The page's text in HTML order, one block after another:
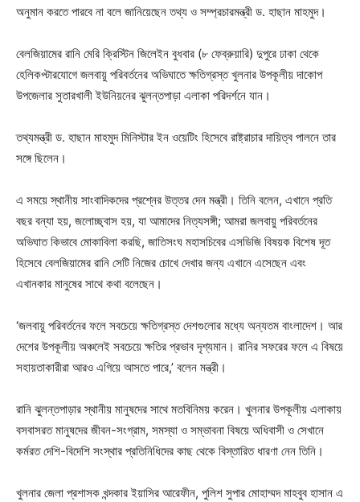
অনুমান করতে পারবে না বলে জানিয়েছেন তথ্য ও সম্প্রচারমন্ত্রী ড. হাছান মাহমুদ।
বেলজিয়ামের রানি মেরি ক্রিস্টিন জিলেইন বুধবার (৮ ফেব্রুয়ারি) দুপুরে ঢাকা থেকে
হেলিকপ্টারযোগে জলবায়ু পরিবর্তনের অভিঘাতে ক্ষতিগ্রস্ত খুলনার উপকূলীয় দাকোপ
উপজেলার সুতারখালী ইউনিয়নের ঝুলন্তপাড়া এলাকা পরিদর্শনে যান।
তথ্যমন্ত্রী ড. হাছান মাহমুদ মিনিস্টার ইন ওয়েটিং হিসেবে রাষ্ট্রাচার দায়িত্ব পালনে তার
সঙ্গে ছিলেন।
এ সময়ে স্থানীয় সাংবাদিকদের প্রশ্নের উত্তর দেন মন্ত্রী। তিনি বলেন, এখানে প্রতি
বছর বন্যা হয়, জলোচ্ছ্বাস হয়, যা আমাদের নিত্যসঙ্গী; আমরা জলবায়ু পরিবর্তনের
অভিঘাত কিভাবে মোকাবিলা করছি, জাতিসংঘ মহাসচিবের এসডিজি বিষয়ক বিশেষ দূত
হিসেবে বেলজিয়ামের রানি সেটি নিজের চোখে দেখার জন্য এখানে এসেছেন এবং
এখানকার মানুষের সাথে কথা বলেছেন।
‘জলবায়ু পরিবর্তনের ফলে সবচেয়ে ক্ষতিগ্রস্ত দেশগুলোর মধ্যে অন্যতম বাংলাদেশ। আর
দেশের উপকূলীয় অঞ্চলেই সবচেয়ে ক্ষতির প্রভাব দৃশ্যমান। রানির সফরের ফলে এ বিষয়ে
সহায়তাকারীরা আরও এগিয়ে আসতে পারে,’ বলেন মন্ত্রী।
রানি ঝুলন্তপাড়ার স্থানীয় মানুষদের সাথে মতবিনিময় করেন। খুলনার উপকূলীয় এলাকায়
বসবাসরত মানুষদের জীবন-সংগ্রাম, সমস্যা ও সম্ভাবনা বিষয়ে অধিবাসী ও সেখানে
কর্মরত দেশি-বিদেশি সংস্থার প্রতিনিধিদের কাছ থেকে বিস্তারিত ধারণা নেন তিনি।
খুলনার জেলা প্রশাসক খন্দকার ইয়াসির আরেফীন, পুলিশ সুপার মোহাম্মদ মাহবুব হাসান এ